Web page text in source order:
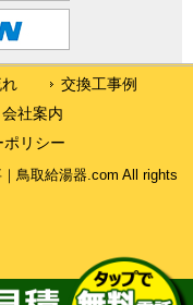
交換工事例
会社案内
ポリシー
鳥取給湯器.com All rights